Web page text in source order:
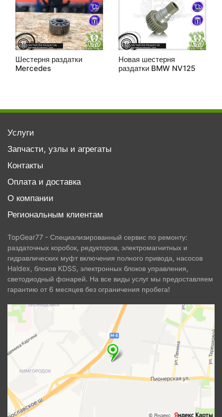
Шестерня раздатки
Mercedes
Новая шестерня
раздатки BMW NV125
Услуги
Запчасти, узлы и агрегаты
Контакты
Оплата и доставка
О компании
Региональным клиентам
TopGear77 - Специализированный сервис по ремонту:
раздаточных коробок, редукторов, электромагнитных и
гидравлических муфт включения полного привода, насосов
Haldex, блоков KDSS, электронных блоков управления,
светодиодный фонарей. На все виды услуг мы предоставляем
гарантию от 6 месяцев без ограничения пробега!